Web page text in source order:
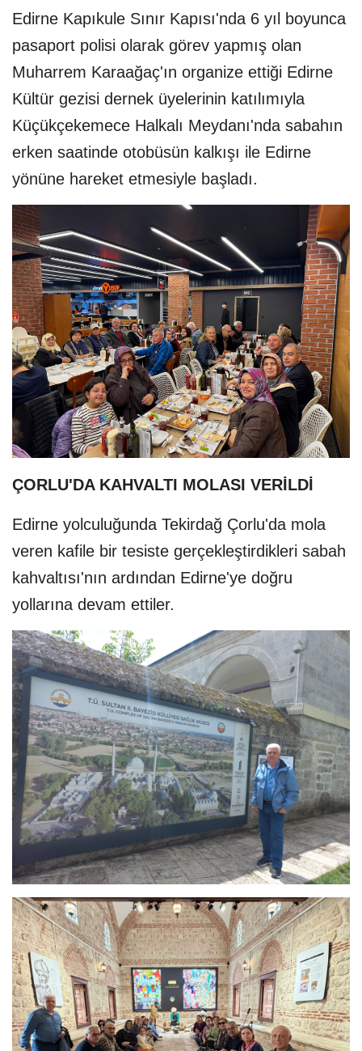
Edirne Kapıkule Sınır Kapısı'nda 6 yıl boyunca
pasaport polisi olarak görev yapmış olan
Muharrem Karaağaç'ın organize ettiği Edirne
Kültür gezisi dernek üyelerinin katılımıyla
Küçükçekemece Halkalı Meydanı'nda sabahın
erken saatinde otobüsün kalkışı ile Edirne
yönüne hareket etmesiyle başladı.
ÇORLU'DA KAHVALTI MOLASI VERİLDİ
Edirne yolculuğunda Tekirdağ Çorlu'da mola
veren kafile bir tesiste gerçekleştirdikleri sabah
kahvaltısı'nın ardından Edirne'ye doğru
yollarına devam ettiler.